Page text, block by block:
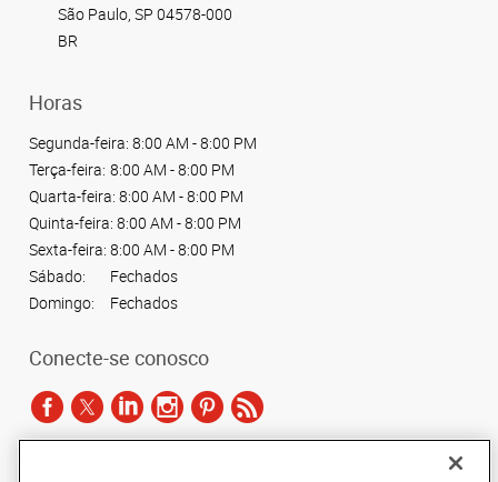
São Paulo, SP 04578-000
BR
Horas
Segunda-feira: 8:00 AM - 8:00 PM
Terça-feira: 8:00 AM - 8:00 PM
Quarta-feira: 8:00 AM - 8:00 PM
Quinta-feira: 8:00 AM - 8:00 PM
Sexta-feira: 8:00 AM - 8:00 PM
Sábado:
Fechados
Domingo:
Fechados
Conecte-se conosco